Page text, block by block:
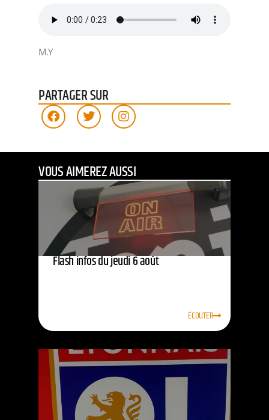
M.Y
PARTAGER SUR
VOUS AIMEREZ AUSSI
Flash infos du jeudi 6 août
ÉCOUTER